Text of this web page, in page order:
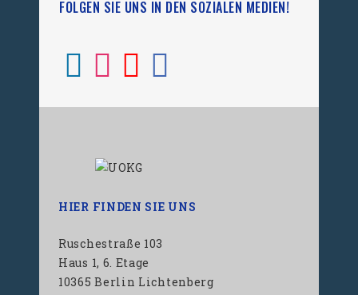
FOLGEN SIE UNS IN DEN SOZIALEN MEDIEN!
HIER FINDEN SIE UNS
Ruschestraße 103
Haus 1, 6. Etage
10365 Berlin Lichtenberg